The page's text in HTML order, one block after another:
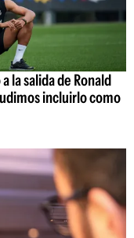
la salida de Ronald
incluirlo como